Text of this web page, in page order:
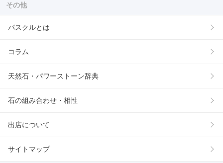
その他
パスクルとは
コラム
天然石・パワーストーン辞典
石の組み合わせ・相性
出店について
サイトマップ